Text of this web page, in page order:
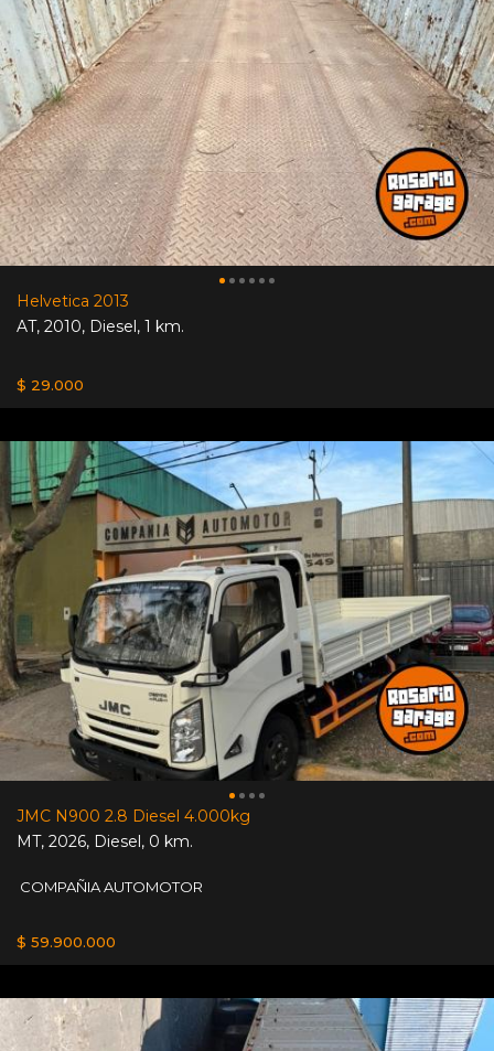
Helvetica 2013
AT, 2010, Diesel, 1 km.
$ 29.000
JMC N900 2.8 Diesel 4.000kg
MT, 2026, Diesel, 0 km.
COMPAÑIA AUTOMOTOR
$ 59.900.000